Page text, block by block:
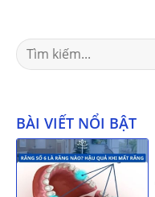
Search
for:
BÀI VIẾT NỔI BẬT